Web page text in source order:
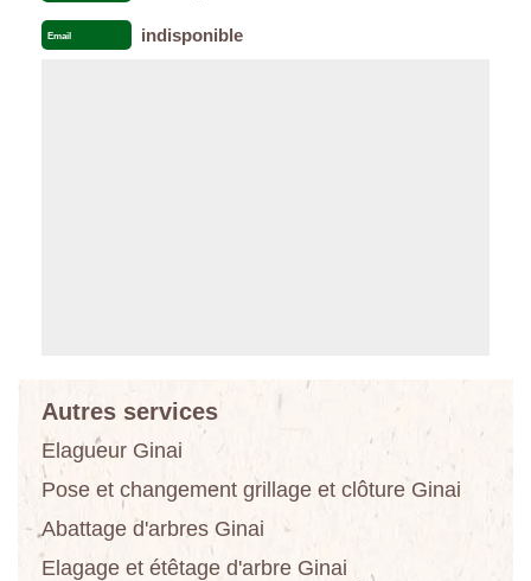
Email indisponible
Autres services
Elagueur Ginai
Pose et changement grillage et clôture Ginai
Abattage d'arbres Ginai
Elagage et étêtage d'arbre Ginai